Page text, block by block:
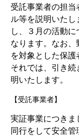
受託事業者の担
ル等を説明いたし
し、３月の活動
なります。なお
を対象とした保護
それでは、引き
明いたします。
【受託事業者】
実証事業につきま
同行をして安全管